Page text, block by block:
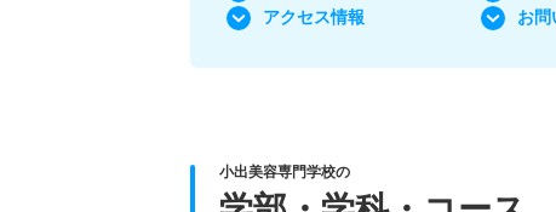
アクセス情報
お問
小出美容専門学校の